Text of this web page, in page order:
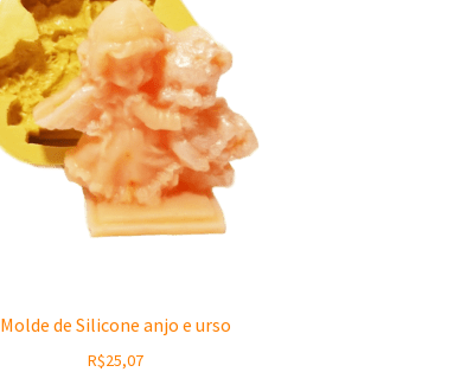
Molde de Silicone anjo e urso
R$25,07